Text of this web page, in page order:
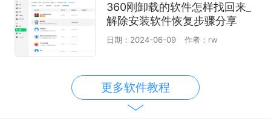
360刚卸载的软件怎样找回来_
解除安装软件恢复步骤分享
日期：2024-06-09 作者：rw
更多软件教程